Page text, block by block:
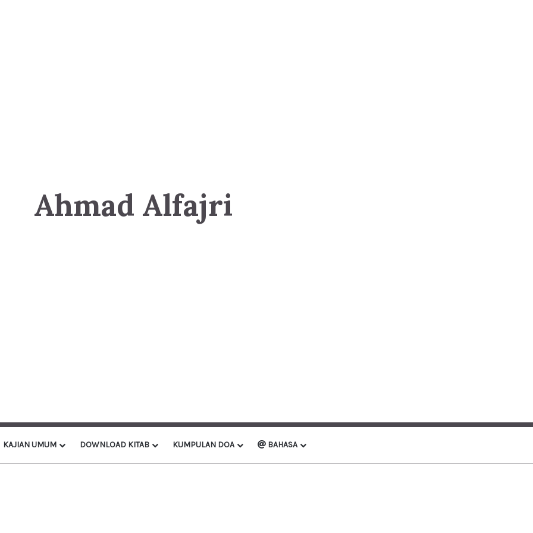
Ahmad Alfajri
KAJIAN UMUM DOWNLOAD KITAB KUMPULAN DOA BAHASA